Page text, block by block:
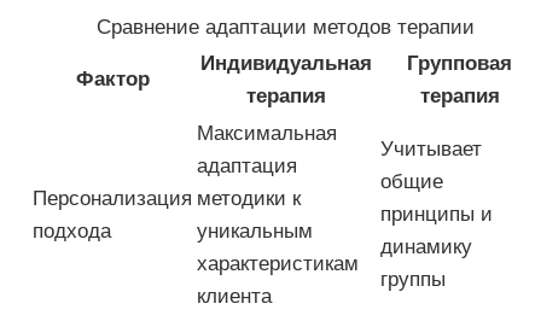
Сравнение адаптации методов терапии
Фактор
Индивидуальная
терапия
Групповая
терапия
Персонализация
подхода
Максимальная
адаптация
методики к
уникальным
характеристикам
клиента
Учитывает
общие
принципы и
динамику
группы